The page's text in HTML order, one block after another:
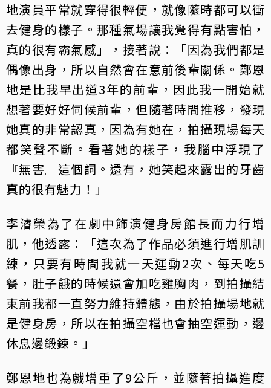
地演員平常就穿得很輕便，就像隨時都可以衝
去健身的樣子。那種氣場讓我覺得有點害怕，
真的很有霸氣感」，接著說：「因為我們都是
偶像出身，所以自然會在意前後輩關係。鄭恩
地是比我早出道3年的前輩，因此我一開始就
想著要好好伺候前輩，但隨著時間推移，發現
她真的非常認真，因為有她在，拍攝現場每天
都笑聲不斷。看著她的樣子，我腦中浮現了
『無害』這個詞。還有，她笑起來露出的牙齒
真的很有魅力！」
李濬榮為了在劇中飾演健身房館長而力行增
肌，他透露：「這次為了作品必須進行增肌訓
練，只要有時間我就一天運動2次、每天吃5
餐，肚子餓的時候還會加吃雞胸肉，到拍攝結
束前我都一直努力維持體態，由於拍攝場地就
是健身房，所以在拍攝空檔也會抽空運動，邊
休息邊鍛鍊。」
鄭恩地也為戲增重了9公斤，並隨著拍攝進度